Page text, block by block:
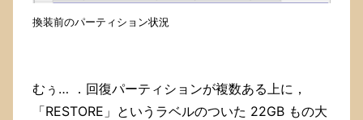
換装前のパーティション状況
むぅ… ．回復パーティションが複数ある上に，
「RESTORE」というラベルのついた 22GB もの大